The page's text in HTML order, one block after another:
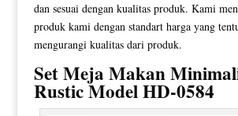
dan sesuai dengan kualitas produk. Kami
produk kami dengan standart harga yang
mengurangi kualitas dari produk.
SetMeja Makan
Rustic Model HD-0584